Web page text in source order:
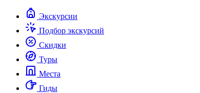
Экскурсии
Подбор экскурсий
Скидки
Туры
Места
Гиды